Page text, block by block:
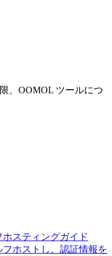
、OOMOL ツールにつ
ホスティングガイド
フホストし、認証情報を